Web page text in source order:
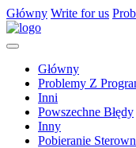
Główny Write for us
Główny
Problemy Z
Inni
Powszechne Błędy
Inny
Pobieranie